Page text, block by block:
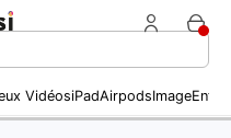
VidéosiPadAirpodsImage